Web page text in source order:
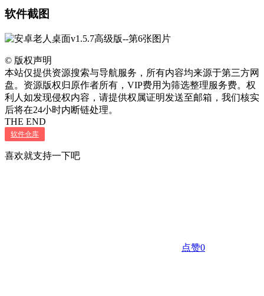
软件截图
© 版权声明
本站仅提供资源搜索与导航服务，所有内容均来源于第三方网
盘。资源版权归原作者所有，VIP费用为筛选整理服务费。权
利人如发现侵权内容，请提供权属证明发送至邮箱，我们核实
后将在24小时内断链处理。
THE END
软件仓库
喜欢就支持一下吧
点赞0